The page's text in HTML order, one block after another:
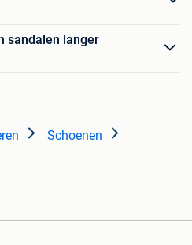
sandalen langer
Schoenen